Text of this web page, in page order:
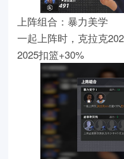
上阵组合：暴力美学
一起上阵时，克拉克
2025扣篮+30%